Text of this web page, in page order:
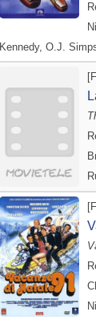
Kennedy, O.J.